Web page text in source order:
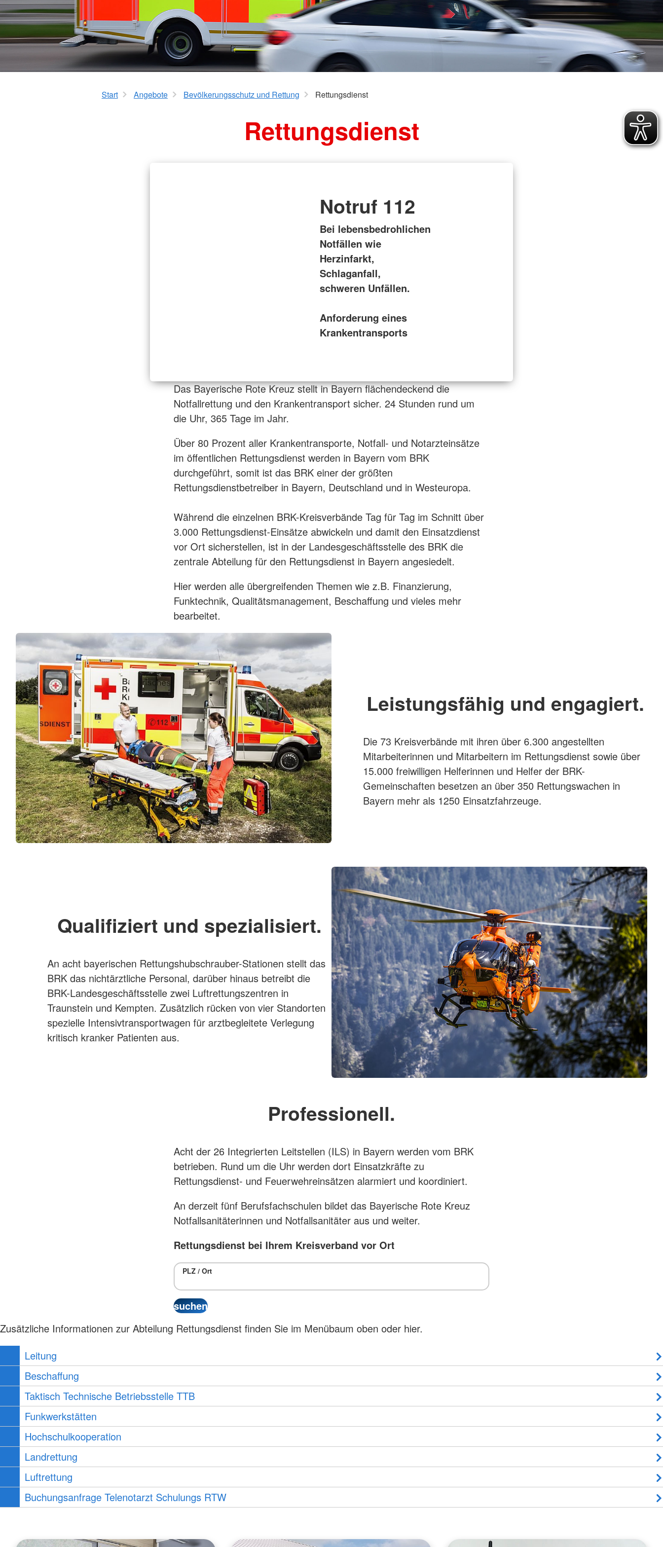
Hauswirtschaftliche Hilfen
Hilfsmittelverleih
Pflegeberatung
Alten-Service-Zentren
Beratung zur Kur und Erholung
Kindertageseinrichtungen
Hilfen zur Erziehung
Jugendarbeit
Schulsozialarbeit/Jugendsozialarbeit
Schwangerschaftsberatung
Erkrankungen
Allgemeine
Unterstützungsangebote
psychisch hochbelastete
Geflüchtete
Weitere Projekte
Veröffentlichungen
Suchdienst
Rettungsdienst
Integrierte Leitstellen
Bereitschaften
Fachdienste der Bereitschaften
Wasserwacht
Bergwacht
Start Angebote Bevölkerungsschutz und Rettung Rettungsdienst
Rettungsdienst
Notruf 112
Bei lebensbedrohlichen
Notfällen wie
Herzinfarkt,
Schlaganfall,
schweren Unfällen.
Anforderung eines
Krankentransports
Das Bayerische Rote Kreuz stellt in Bayern flächendeckend die
Notfallrettung und den Krankentransport sicher. 24 Stunden rund um
die Uhr, 365 Tage im Jahr.
Über 80 Prozent aller Krankentransporte, Notfall- und Notarzteinsätze
im öffentlichen Rettungsdienst werden in Bayern vom BRK
durchgeführt, somit ist das BRK einer der größten
Rettungsdienstbetreiber in Bayern, Deutschland und in Westeuropa.
Während die einzelnen BRK-Kreisverbände Tag für Tag im Schnitt über
3.000 Rettungsdienst-Einsätze abwickeln und damit den Einsatzdienst
vor Ort sicherstellen, ist in der Landesgeschäftsstelle des BRK die
zentrale Abteilung für den Rettungsdienst in Bayern angesiedelt.
Hier werden alle übergreifenden Themen wie z.B. Finanzierung,
Funktechnik, Qualitätsmanagement, Beschaffung und vieles mehr
bearbeitet.
Leistungsfähig und engagiert.
Die 73 Kreisverbände mit ihren über 6.300 angestellten
Mitarbeiterinnen und Mitarbeitern im Rettungsdienst sowie über
15.000 freiwilligen Helferinnen und Helfer der BRK-
Gemeinschaften besetzen an über 350 Rettungswachen in
Bayern mehr als 1250 Einsatzfahrzeuge.
Qualifiziert und spezialisiert.
An acht bayerischen Rettungshubschrauber-Stationen stellt das
BRK das nichtärztliche Personal, darüber hinaus betreibt die
BRK-Landesgeschäftsstelle zwei Luftrettungszentren in
Traunstein und Kempten. Zusätzlich rücken von vier Standorten
spezielle Intensivtransportwagen für arztbegleitete Verlegung
kritisch kranker Patienten aus.
Professionell.
Acht der 26 Integrierten Leitstellen (ILS) in Bayern werden vom BRK
betrieben. Rund um die Uhr werden dort Einsatzkräfte zu
Rettungsdienst- und Feuerwehreinsätzen alarmiert und koordiniert.
An derzeit fünf Berufsfachschulen bildet das Bayerische Rote Kreuz
Notfallsanitäterinnen und Notfallsanitäter aus und weiter.
Rettungsdienst bei Ihrem Kreisverband vor Ort
PLZ / Ort
Zusätzliche Informationen zur Abteilung Rettungsdienst finden Sie im Menübaum oben oder hier.
Leitung
Beschaffung
Taktisch Technische Betriebsstelle TTB
Funkwerkstätten
Hochschulkooperation
Landrettung
Luftrettung
Buchungsanfrage Telenotarzt Schulungs RTW